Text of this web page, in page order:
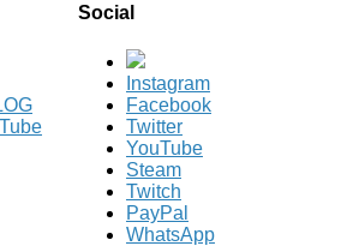
Social
Instagram
Facebook
Twitter
YouTube
Steam
Twitch
PayPal
WhatsApp